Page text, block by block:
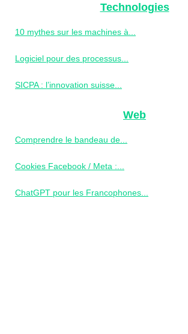
Technologies
10 mythes sur les machines à...
Logiciel pour des processus...
SICPA : l’innovation suisse...
Web
Comprendre le bandeau de...
Cookies Facebook / Meta :...
ChatGPT pour les Francophones...